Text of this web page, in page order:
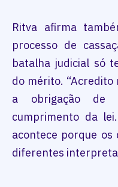
Ritva afirma
processo de
batalha judicial só
do mérito.
a obrigação de
cumprimento da
acontece porque os
diferentes